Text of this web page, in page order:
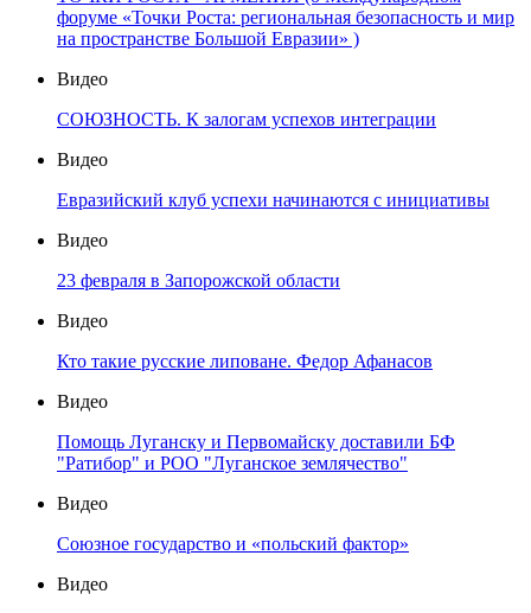
форуме «Точки Роста: региональная безопасность и мир
на пространстве Большой Евразии» )
Видео
СОЮЗНОСТЬ. К залогам успехов интеграции
Видео
Евразийский клуб успехи начинаются с инициативы
Видео
23 февраля в Запорожской области
Видео
Кто такие русские липоване. Федор Афанасов
Видео
Помощь Луганску и Первомайску доставили БФ
"Ратибор" и РОО "Луганское землячество"
Видео
Союзное государство и «польский фактор»
Видео